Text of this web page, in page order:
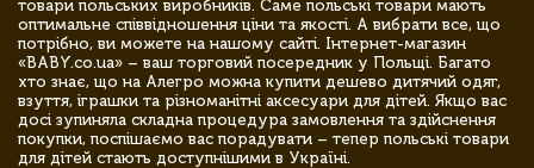
товари польських виробників. Саме польські товари мають
оптимальне співвідношення ціни та якості. А вибрати все, що
потрібно, ви можете на нашому сайті. Інтернет-магазин
«BABY.co.ua» – ваш торговий посередник у Польщі. Багато
хто знає, що на Алегро можна купити дешево дитячий одяг,
взуття, іграшки та різноманітні аксесуари для дітей. Якщо вас
досі зупиняла складна процедура замовлення та здійснення
покупки, поспішаємо вас порадувати – тепер польські товари
для дітей стають доступнішими в Україні.